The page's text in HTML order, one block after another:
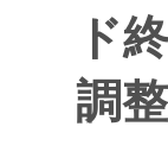
ド
調整